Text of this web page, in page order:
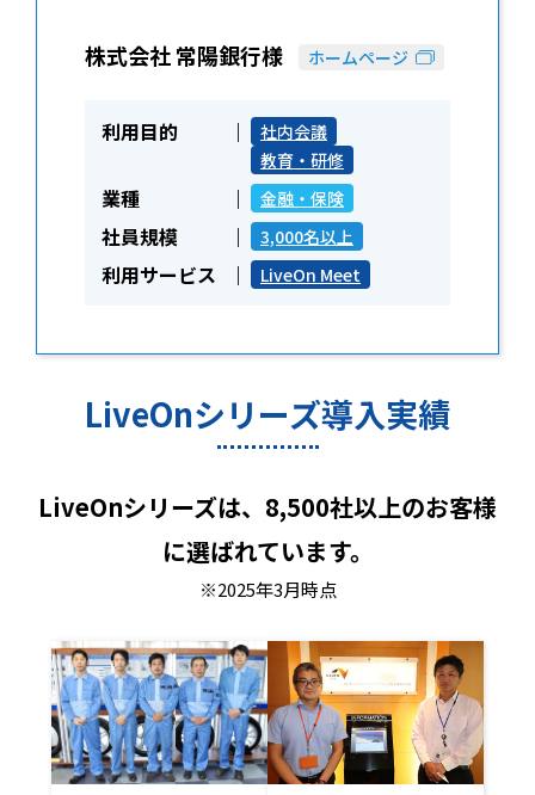
株式会社 常陽銀行様 ホームページ
利用目的
社内会議
教育・研修
業種 金融・保険
社員規模 3,000名以上
利用サービス LiveOn Meet
LiveOnシリーズ導入実績
LiveOnシリーズは、8,500社以上のお客様
に選ばれています。
※2025年3月時点